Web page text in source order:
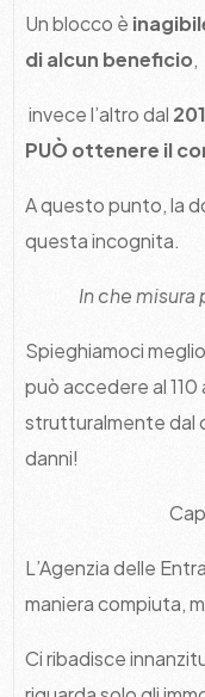
Un blocco è
di alcun beneficio,
invece l’altro dal
PUÒ ottenere il
A questo punto, la
questa incognita.
In che
Spieghiamoci
può accedere al
strutturalmente dal
danni!
L’Agenzia delle
maniera compiuta,
Ci ribadisce